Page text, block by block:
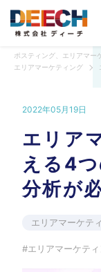
ポスティング、エリアマー
エリアマーケティング
2022年05月19日
エリア
える4
分析が
エリアマーケテ
エリアマーケテ